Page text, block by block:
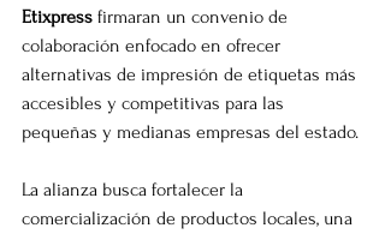
Etixpress firmaran un convenio de
colaboración enfocado en ofrecer
alternativas de impresión de etiquetas más
accesibles y competitivas para las
pequeñas y medianas empresas del estado.
La alianza busca fortalecer la
comercialización de productos locales, una